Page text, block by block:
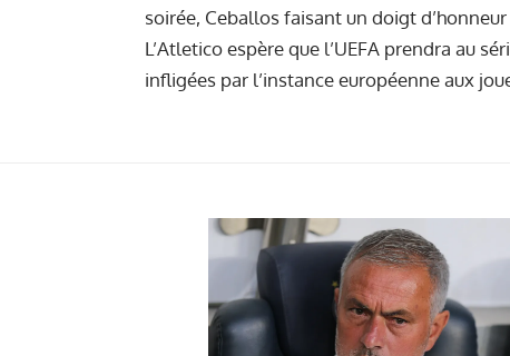
soirée, Ceballos faisant un doigt
L’Atletico espère que l’UEFA prendra au
infligées par l’instance européenne aux